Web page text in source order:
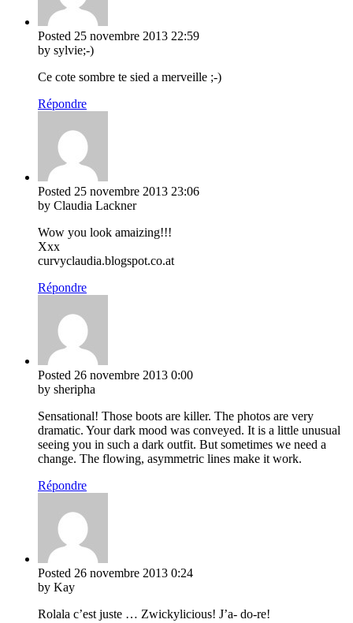
Posted 25 novembre 2013 22:59
by sylvie;-)
Ce cote sombre te sied a merveille ;-)
Répondre
Posted 25 novembre 2013 23:06
by Claudia Lackner
Wow you look amaizing!!!
Xxx
curvyclaudia.blogspot.co.at
Répondre
Posted 26 novembre 2013 0:00
by sheripha
Sensational! Those boots are killer. The photos are very
dramatic. Your dark mood was conveyed. It is a little unusual
seeing you in such a dark outfit. But sometimes we need a
change. The flowing, asymmetric lines make it work.
Répondre
Posted 26 novembre 2013 0:24
by Kay
Rolala c’est juste … Zwickylicious! J’a- do-re!